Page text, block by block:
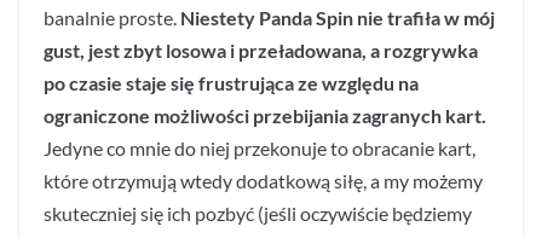
banalnie proste. Niestety Panda Spin nie trafiła w mój
gust, jest zbyt losowa i przeładowana, a rozgrywka
po czasie staje się frustrująca ze względu na
ograniczone możliwości przebijania zagranych kart.
Jedyne co mnie do niej przekonuje to obracanie kart,
które otrzymują wtedy dodatkową siłę, a my możemy
skuteczniej się ich pozbyć (jeśli oczywiście będziemy